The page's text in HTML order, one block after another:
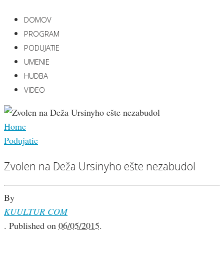
DOMOV
PROGRAM
PODUJATIE
UMENIE
HUDBA
VIDEO
Home
Podujatie
Zvolen na Deža Ursinyho ešte nezabudol
By
KUULTUR COM
. Published on 06/05/2015.